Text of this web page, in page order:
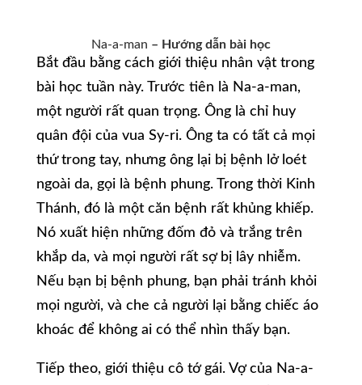
Na-a-man – Hướng dẫn bài học
Bắt đầu bằng cách giới thiệu nhân vật trong
bài học tuần này. Trước tiên là Na-a-man,
một người rất quan trọng. Ông là chỉ huy
quân đội của vua Sy-ri. Ông ta có tất cả mọi
thứ trong tay, nhưng ông lại bị bệnh lở loét
ngoài da, gọi là bệnh phung. Trong thời Kinh
Thánh, đó là một căn bệnh rất khủng khiếp.
Nó xuất hiện những đốm đỏ và trắng trên
khắp da, và mọi người rất sợ bị lây nhiễm.
Nếu bạn bị bệnh phung, bạn phải tránh khỏi
mọi người, và che cả người lại bằng chiếc áo
khoác để không ai có thể nhìn thấy bạn.
Tiếp theo, giới thiệu cô tớ gái. Vợ của Na-a-